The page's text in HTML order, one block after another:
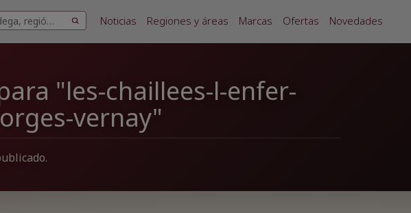
Noticias Regiones y áreas Marcas Ofertas Novedades
"les-chaillees-l-enfer-
vernay"